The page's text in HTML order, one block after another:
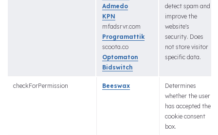
Admedo
KPN
mfadsrvr.com
Programattik
scoota.co
Optomaton
Bidswitch
detect spam and
improve the
website's
security. Does
not store visitor
specific data.
checkForPermission Beeswax
Determines
whether the user
has accepted the
cookie consent
box.